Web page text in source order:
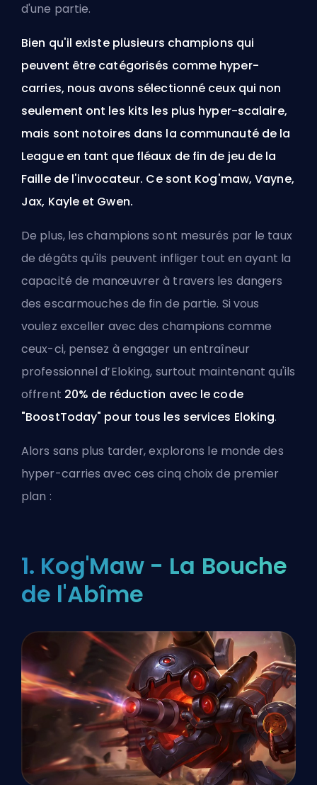
d'une partie.
Bien qu'il existe plusieurs champions qui
peuvent être catégorisés comme hyper-
carries, nous avons sélectionné ceux qui non
seulement ont les kits les plus hyper-scalaire,
mais sont notoires dans la communauté de la
League en tant que fléaux de fin de jeu de la
Faille de l'invocateur. Ce sont Kog'maw, Vayne,
Jax, Kayle et Gwen.
De plus, les champions sont mesurés par le taux
de dégâts qu'ils peuvent infliger tout en ayant la
capacité de manœuvrer à travers les dangers
des escarmouches de fin de partie. Si vous
voulez exceller avec des champions comme
ceux-ci, pensez à engager un entraîneur
professionnel d’Eloking, surtout maintenant qu'ils
offrent 20% de réduction avec le code
"BoostToday" pour tous les services Eloking.
Alors sans plus tarder, explorons le monde des
hyper-carries avec ces cinq choix de premier
plan :
1. Kog'Maw - La Bouche
de l'Abîme